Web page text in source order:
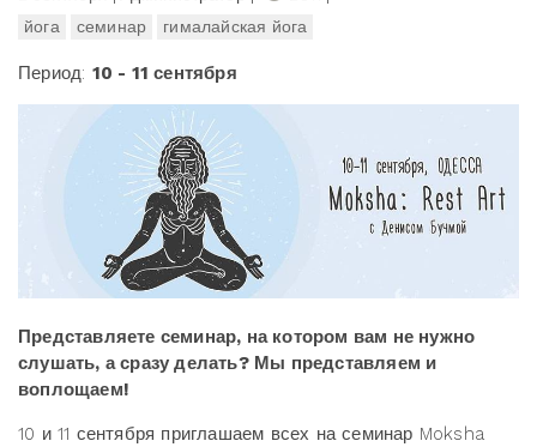
йога
семинар гималайская йога
Период: 10 - 11 сентября
Представляете семинар, на котором вам не нужно
слушать, а сразу делать? Мы представляем и
воплощаем!
10 и 11 сентября приглашаем всех на семинар Moksha